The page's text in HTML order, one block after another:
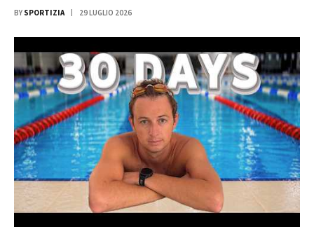
BY SPORTIZIA 29 LUGLIO 2026